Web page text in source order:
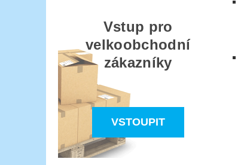
Vstup pro
velkoobchodní
zákazníky
VSTOUPIT